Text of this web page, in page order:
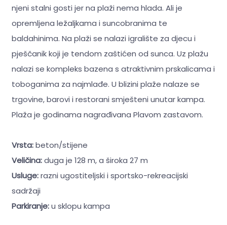
njeni stalni gosti jer na plaži nema hlada. Ali je
opremljena ležaljkama i suncobranima te
baldahinima. Na plaži se nalazi igralište za djecu i
pješčanik koji je tendom zaštićen od sunca. Uz plažu
nalazi se kompleks bazena s atraktivnim prskalicama i
toboganima za najmlađe. U blizini plaže nalaze se
trgovine, barovi i restorani smješteni unutar kampa.
Plaža je godinama nagrađivana Plavom zastavom.
Vrsta:beton/stijene
Veličina:duga je 128 m, a široka 27 m
Usluge:razni ugostiteljski i sportsko-rekreacijski
sadržaji
Parkiranje:u sklopu kampa